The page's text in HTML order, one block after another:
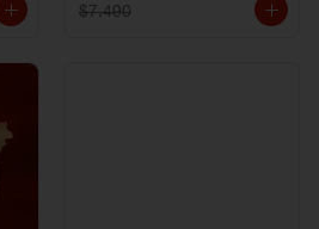
$7.490